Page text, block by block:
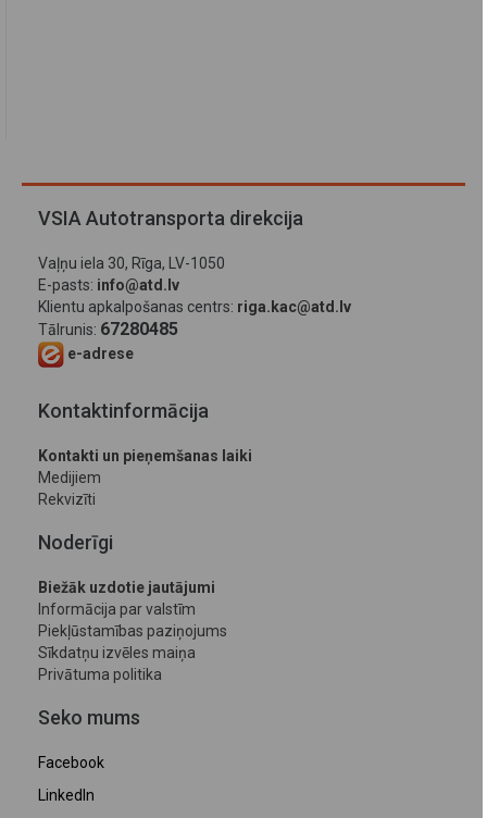
VSIA Autotransporta direkcija
Vaļņu iela 30, Rīga, LV-1050
E-pasts: info@atd.lv
Klientu apkalpošanas centrs: riga.kac@atd.lv
Tālrunis: 67280485
e-adrese
Kontaktinformācija
Kontakti un pieņemšanas laiki
Medijiem
Rekvizīti
Noderīgi
Biežāk uzdotie jautājumi
Informācija par valstīm
Piekļūstamības paziņojums
Sīkdatņu izvēles maiņa
Privātuma politika
Seko mums
Facebook
LinkedIn